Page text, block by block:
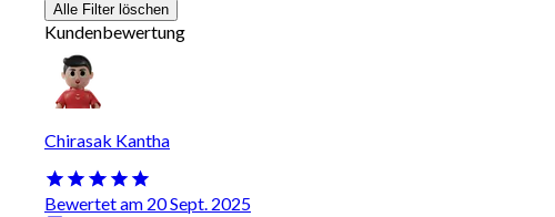
Alle Filter löschen
Kundenbewertung
Chirasak Kantha
Bewertet am 20 Sept. 2025